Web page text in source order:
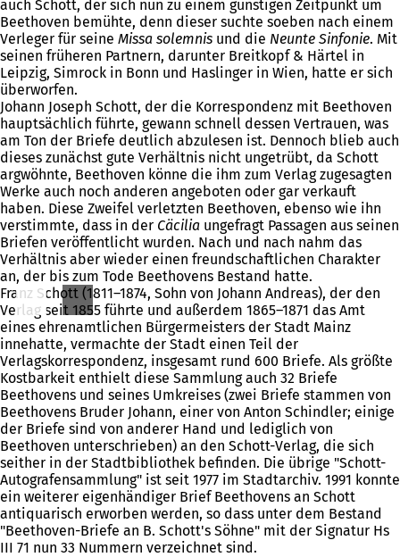
auch Schott, der sich nun zu einem günstigen Zeitpunkt um
Beethoven bemühte, denn dieser suchte soeben nach einem
Verleger für seine Missa solemnis und die Neunte Sinfonie. Mit
seinen früheren Partnern, darunter Breitkopf & Härtel in
Leipzig, Simrock in Bonn und Haslinger in Wien, hatte er sich
überworfen.
Johann Joseph Schott, der die Korrespondenz mit Beethoven
hauptsächlich führte, gewann schnell dessen Vertrauen, was
am Ton der Briefe deutlich abzulesen ist. Dennoch blieb auch
dieses zunächst gute Verhältnis nicht ungetrübt, da Schott
argwöhnte, Beethoven könne die ihm zum Verlag zugesagten
Werke auch noch anderen angeboten oder gar verkauft
haben. Diese Zweifel verletzten Beethoven, ebenso wie ihn
verstimmte, dass in der Cäcilia ungefragt Passagen aus seinen
Briefen veröffentlicht wurden. Nach und nach nahm das
Verhältnis aber wieder einen freundschaftlichen Charakter
an, der bis zum Tode Beethovens Bestand hatte.
Franz Schott (1811–1874, Sohn von Johann Andreas), der den
Verlag seit 1855 führte und außerdem 1865–1871 das Amt
eines ehrenamtlichen Bürgermeisters der Stadt Mainz
innehatte, vermachte der Stadt einen Teil der
Verlagskorrespondenz, insgesamt rund 600 Briefe. Als größte
Kostbarkeit enthielt diese Sammlung auch 32 Briefe
Beethovens und seines Umkreises (zwei Briefe stammen von
Beethovens Bruder Johann, einer von Anton Schindler; einige
der Briefe sind von anderer Hand und lediglich von
Beethoven unterschrieben) an den Schott-Verlag, die sich
seither in der Stadtbibliothek befinden. Die übrige "Schott-
Autografensammlung" ist seit 1977 im Stadtarchiv. 1991 konnte
ein weiterer eigenhändiger Brief Beethovens an Schott
antiquarisch erworben werden, so dass unter dem Bestand
"Beethoven-Briefe an B. Schott's Söhne" mit der Signatur Hs
III 71 nun 33 Nummern verzeichnet sind.